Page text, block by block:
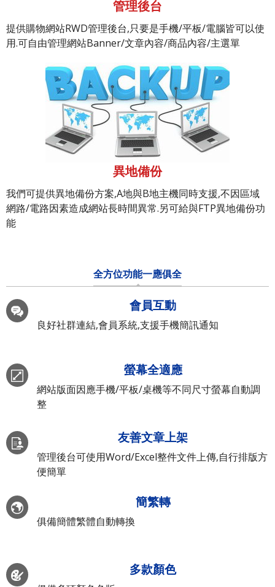
管理後台
提供購物網站RWD管理後台,只要是手機/平板/電腦皆可以使
用.可自由管理網站Banner/文章內容/商品內容/主選單
異地備份
我們可提供異地備份方案,A地與B地主機同時支援,不因區域
網路/電路因素造成網站長時間異常.另可給與FTP異地備份功
能
全方位功能一應俱全
會員互動
良好社群連結,會員系統,支援手機簡訊通知
螢幕全適應
網站版面因應手機/平板/桌機等不同尺寸螢幕自動調
整
友善文章上架
管理後台可使用Word/Excel整件文件上傳,自行排版方
便簡單
簡繁轉
俱備簡體繁體自動轉換
多款顏色